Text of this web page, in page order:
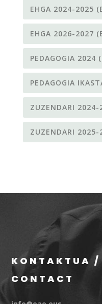
EHGA 2024-2025
EHGA 2026-2027
PEDAGOGIA 2024
PEDAGOGIA
ZUZENDARI 2024-
ZUZENDARI 2025-
KONTAKTUA
CONTACT